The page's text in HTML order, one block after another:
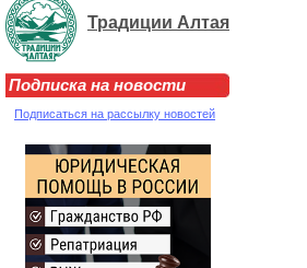
Традиции Алтая
Подписка на новости
Подписаться на рассылку новостей